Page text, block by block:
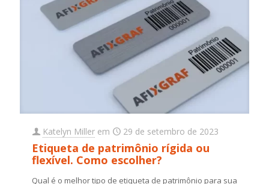
Katelyn Miller em 29 de setembro de 2023
Etiqueta de patrimônio rígida ou
flexível. Como escolher?
Qual é o melhor tipo de etiqueta de patrimônio para sua